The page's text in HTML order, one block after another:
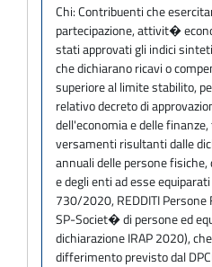
Chi:Contribuenti che
partecipazione, attivit�
stati approvati gli indici
che dichiarano ricavi o
superiore al limite stabilito,
relativo decreto di
dell'economia e delle
versamenti risultanti dalle
annuali delle persone
e degli enti ad esse
730/2020, REDDITI Persone
SP-Societ� di persone ed
dichiarazione IRAP 2020),
differimento previsto dal